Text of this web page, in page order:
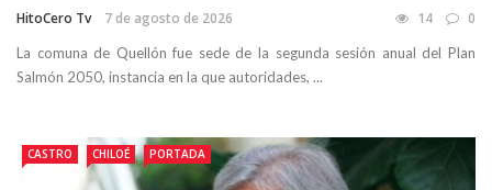
HitoCero Tv 7 de agosto de 2026 14 0
La comuna de Quellón fue sede de la segunda sesión anual del Plan
Salmón 2050, instancia en la que autoridades, ...
CASTRO CHILOÉ PORTADA